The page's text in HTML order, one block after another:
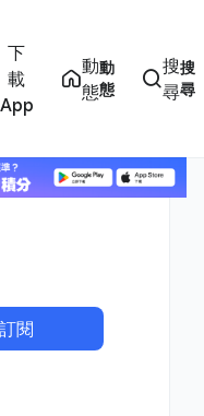
下
載
App
動
態
動
態
搜
尋
搜
尋
訂閱